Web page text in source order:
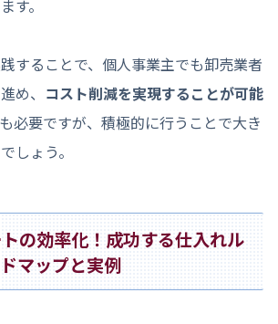
す。
することで、個人事業主でも卸売業者
め、 コスト削減を実現することが可能
必要ですが、積極的に行うことで大き
しょう。
の効率化！成功する仕入れル
マップと実例